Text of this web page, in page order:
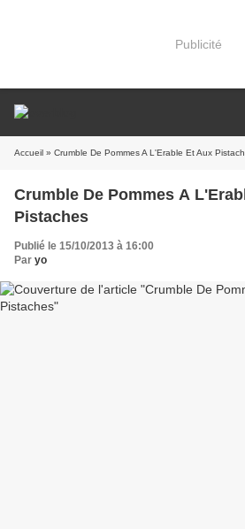
Publicité
Accueil » Crumble De Pommes A L'Erable Et Aux
Crumble De Pommes A
Pistaches
Publié le 15/10/2013 à 16:00
Par yo